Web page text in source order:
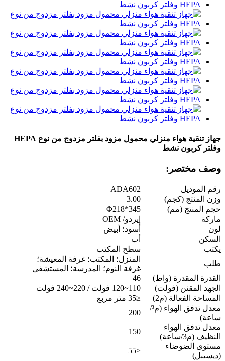
جهاز تنقية هواء منزلي محمول مزود بفلتر مزدوج من نوع HEPA
وفلتر كربون نشط
وصف مختصر:
رقم الموديل
ADA602
وزن المنتج (كجم)
3.00
حجم المنتج (مم)
Φ218*345
ماركة
إيردو/ OEM
لون
أسود؛ أبيض
السكن
أب
يكتب
سطح المكتب
طلب
المنزل؛ المكتب؛ غرفة المعيشة؛
غرفة النوم؛ المدرسة؛ المستشفى
القدرة المقدرة (واط)
46
الجهد المقنن (فولت)
110~120 فولت / 220~240 فولت
المساحة الفعالة (م2)
≤35 متر مربع
معدل تدفق الهواء (م³/
ساعة)
200
معدل تدفق الهواء
النظيف (م3/ساعة)
150
مستوى الضوضاء
(ديسيبل)
≤55